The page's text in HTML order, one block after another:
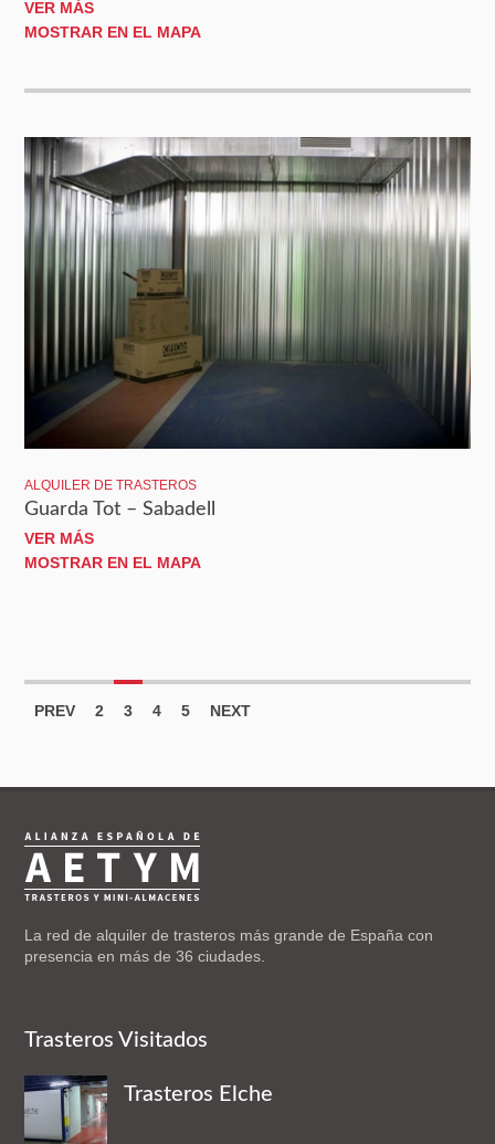
VER MÁS
MOSTRAR EN EL MAPA
ALQUILER DE TRASTEROS
Guarda Tot – Sabadell
VER MÁS
MOSTRAR EN EL MAPA
PREV 2 3 4 5 NEXT
La red de alquiler de trasteros más grande de España con
presencia en más de 36 ciudades.
Trasteros Visitados
Trasteros Elche